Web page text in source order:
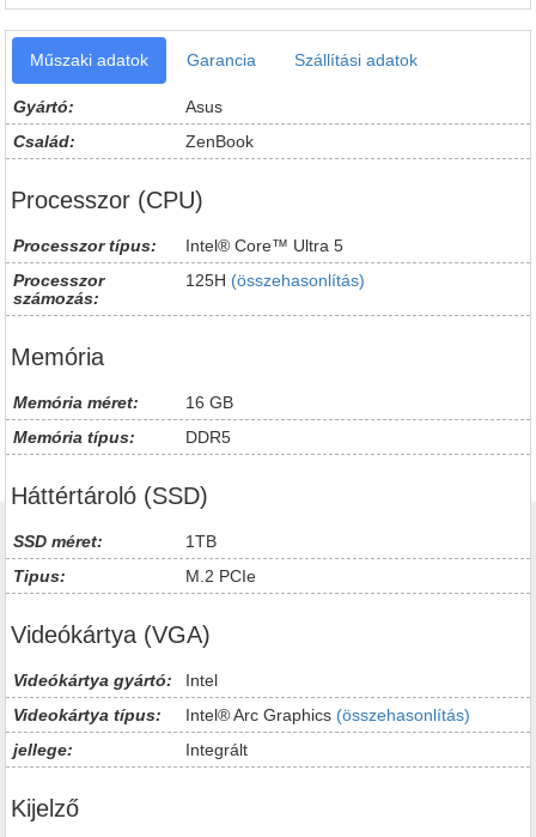
Műszaki adatok Garancia Szállítási adatok
Gyártó:
Asus
Család:
ZenBook
Processzor (CPU)
Processzor típus:
Intel® Core™ Ultra 5
Processzor
számozás:
125H (összehasonlítás)
Memória
Memória méret:
16 GB
Memória típus:
DDR5
Háttértároló (SSD)
SSD méret:
1TB
Tipus:
M.2 PCIe
Videókártya (VGA)
Videókártya gyártó:
Intel
Videokártya típus:
Intel® Arc Graphics (összehasonlítás)
jellege:
Integrált
Kijelző